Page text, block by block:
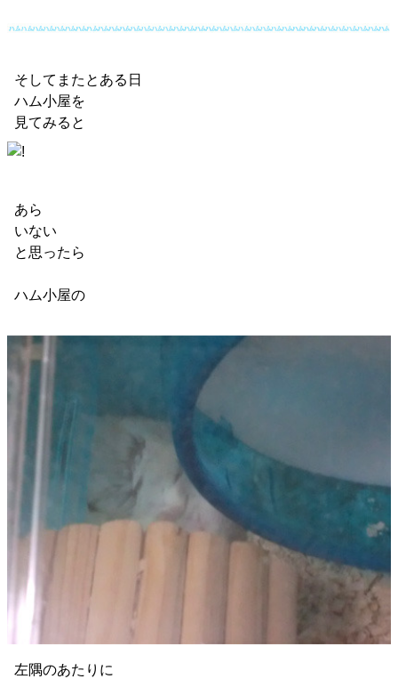
そしてまたとある日
ハム小屋を
見てみると
あら
いない
と思ったら
ハム小屋の
左隅のあたりに